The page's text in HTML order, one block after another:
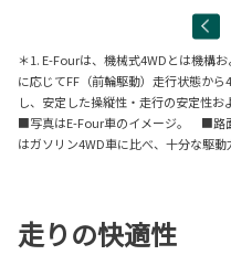
＊1. E-Fourは、機械式4WDとは機構
に応じてFF（前輪駆動）走行状態か
し、安定した操縦性・走行の安定性お
■写真はE-Four車のイメージ。 ■路
はガソリン4WD車に比べ、十分な駆動
走りの快適性